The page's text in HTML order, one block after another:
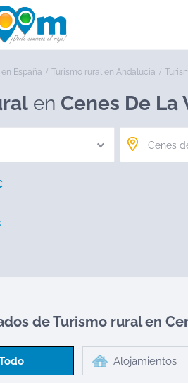
España Turismo rural en Andalucía
en Cenes De La
de Turismo rural en
Alojamientos